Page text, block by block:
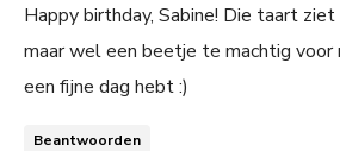
Happy birthday, Sabine! Die taart
maar wel een beetje te machtig voor
een fijne dag hebt :)
Beantwoorden